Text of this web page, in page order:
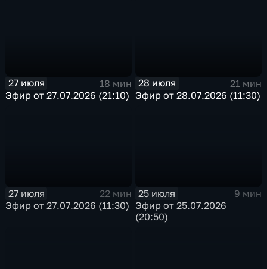
27 июля
18 мин
Эфир от 27.07.2026 (21:10)
28 июля
21 мин
Эфир от 28.07.2026 (11:30)
27 июля
22 мин
Эфир от 27.07.2026 (11:30)
25 июля
9 мин
Эфир от 25.07.2026
(20:50)